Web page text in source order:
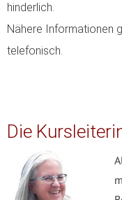
hinderlich.
Nähere Informationen
telefonisch.
Die